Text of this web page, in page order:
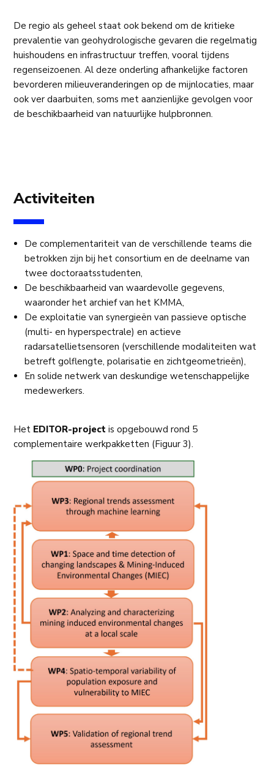
De regio als geheel staat ook bekend om de kritieke
prevalentie van geohydrologische gevaren die regelmatig
huishoudens en infrastructuur treffen, vooral tijdens
regenseizoenen. Al deze onderling afhankelijke factoren
bevorderen milieuveranderingen op de mijnlocaties, maar
ook ver daarbuiten, soms met aanzienlijke gevolgen voor
de beschikbaarheid van natuurlijke hulpbronnen.
Activiteiten
De complementariteit van de verschillende teams die
betrokken zijn bij het consortium en de deelname van
twee doctoraatsstudenten,
De beschikbaarheid van waardevolle gegevens,
waaronder het archief van het KMMA,
De exploitatie van synergieën van passieve optische
(multi- en hyperspectrale) en actieve
radarsatellietsensoren (verschillende modaliteiten wat
betreft golflengte, polarisatie en zichtgeometrieën),
En solide netwerk van deskundige wetenschappelijke
medewerkers.
Het EDITOR-projectis opgebouwd rond 5
complementaire werkpakketten (Figuur 3).